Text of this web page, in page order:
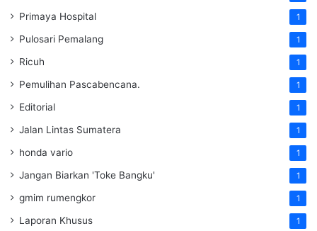
Primaya Hospital 1
Pulosari Pemalang 1
Ricuh 1
Pemulihan Pascabencana. 1
Editorial 1
Jalan Lintas Sumatera 1
honda vario 1
Jangan Biarkan 'Toke Bangku' 1
gmim rumengkor 1
Laporan Khusus 1